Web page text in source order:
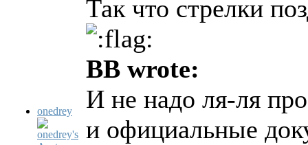
onedrey
Так что стрелки
BB wrote:
И не надо ля-ля
и официальные